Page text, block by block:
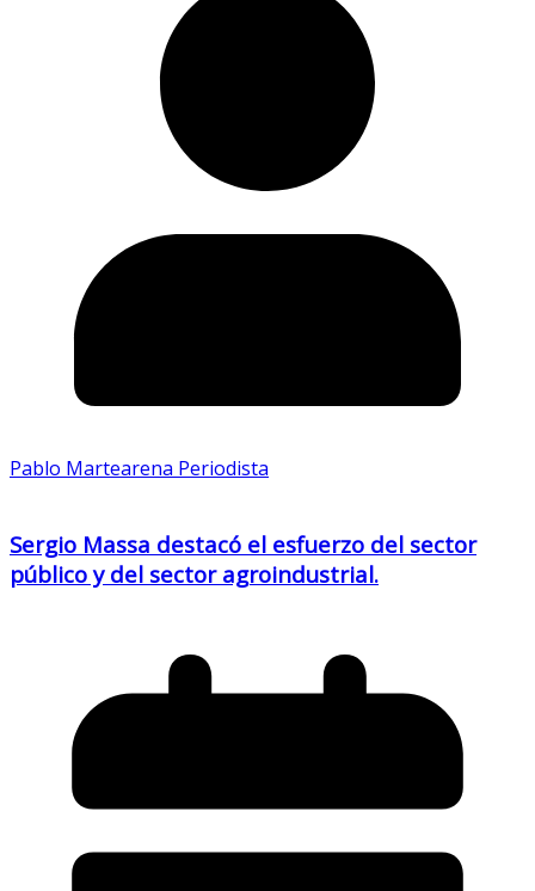
Pablo Martearena Periodista
Sergio Massa destacó el esfuerzo del sector
público y del sector agroindustrial.